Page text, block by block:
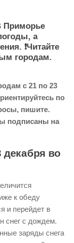
Приморье
а
❗Читайте
городам.
с 21 по 23
по
пишите.
подписаны на
декабря во
к обеду
и перейдет в
снег с дождем.
заряды снега